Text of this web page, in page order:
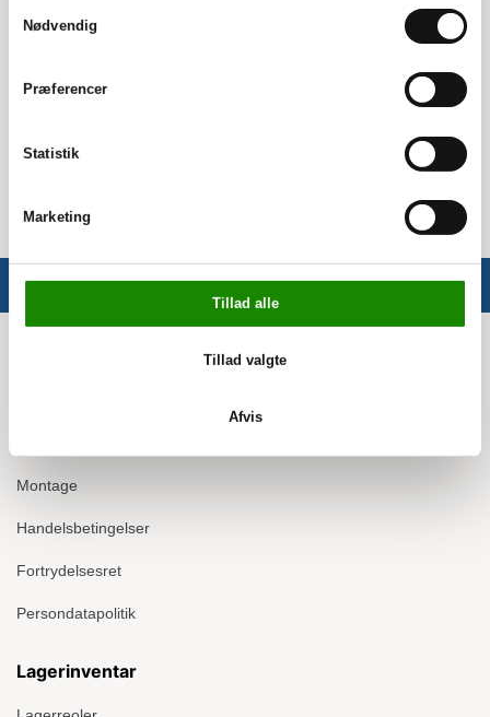
Nødvendig
Præferencer
Statistik
Marketing
Tillad alle
Tillad valgte
Afvis
værksteder.
Monteringsafstand: 90 cm
Montage
Handelsbetingelser
Fortrydelsesret
Persondatapolitik
Lagerinventar